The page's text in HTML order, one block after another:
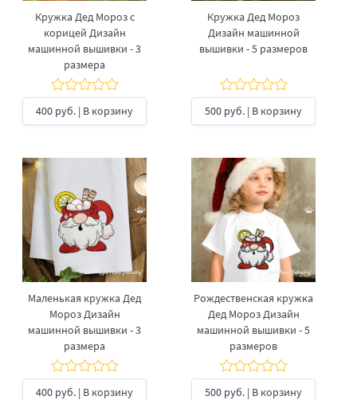
Кружка Дед Мороз с
корицей Дизайн
машинной вышивки - 3
размера
400 руб. | В корзину
Кружка Дед Мороз
Дизайн машинной
вышивки - 5 размеров
500 руб. | В корзину
Маленькая кружка Дед
Мороз Дизайн
машинной вышивки - 3
размера
400 руб. | В корзину
Рождественская кружка
Дед Мороз Дизайн
машинной вышивки - 5
размеров
500 руб. | В корзину